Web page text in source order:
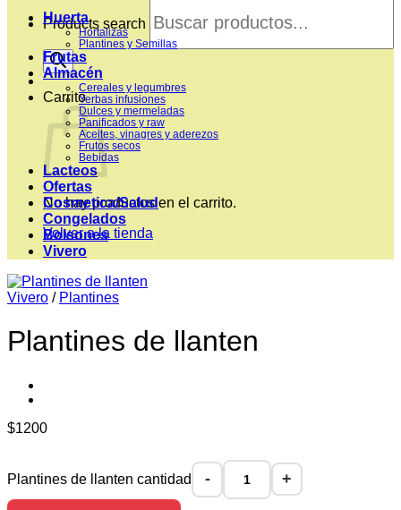
Products search
Carrito
No hay productos en el carrito.
Volver a la tienda
Huerta
Hortalizas
Plantines y Semillas
Frutas
Almacén
Cereales y legumbres
Yerbas infusiones
Dulces y mermeladas
Panificados y raw
Aceites, vinagres y aderezos
Frutos secos
Bebidas
Lacteos
Ofertas
Cosmetica/Salud
Congelados
Bolsones
Vivero
Vivero / Plantines
Plantines de llanten
$1200
Plantines de llanten cantidad